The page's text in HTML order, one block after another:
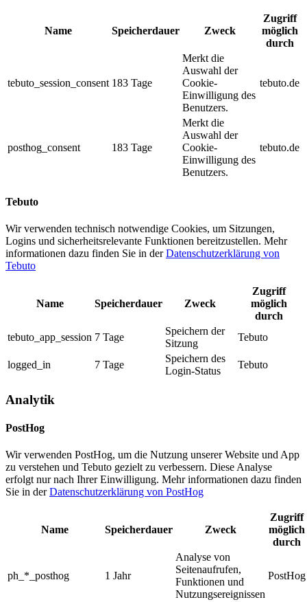
Name Speicherdauer Zweck
Zugriff
möglich
durch
tebuto_session_consent 183 Tage
Merkt die
Auswahl der
Cookie-
Einwilligung des
Benutzers.
tebuto.de
posthog_consent 183 Tage
Merkt die
Auswahl der
Cookie-
Einwilligung des
Benutzers.
tebuto.de
Tebuto
Wir verwenden technisch notwendige Cookies, um Sitzungen,
Logins und sicherheitsrelevante Funktionen bereitzustellen. Mehr
informationen dazu finden Sie in der Datenschutzerklärung von
Tebuto
Name Speicherdauer Zweck
Zugriff
möglich
durch
tebuto_app_session 7 Tage
Speichern der
Sitzung
Tebuto
logged_in 7 Tage
Speichern des
Login-Status
Tebuto
Analytik
PostHog
Wir verwenden PostHog, um die Nutzung unserer Website und App
zu verstehen und Tebuto gezielt zu verbessern. Diese Analyse
erfolgt nur nach Ihrer Einwilligung. Mehr informationen dazu finden
Sie in der Datenschutzerklärung von PostHog
Name Speicherdauer Zweck
Zugriff
möglich
durch
ph_*_posthog 1 Jahr
Analyse von
Seitenaufrufen,
Funktionen und
Nutzungsereignissen
PostHog